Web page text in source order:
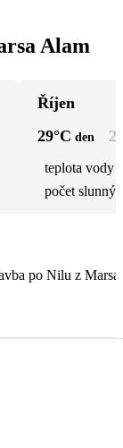
Alam
Říjen
29°C den
teplota vody
počet
po Nilu z